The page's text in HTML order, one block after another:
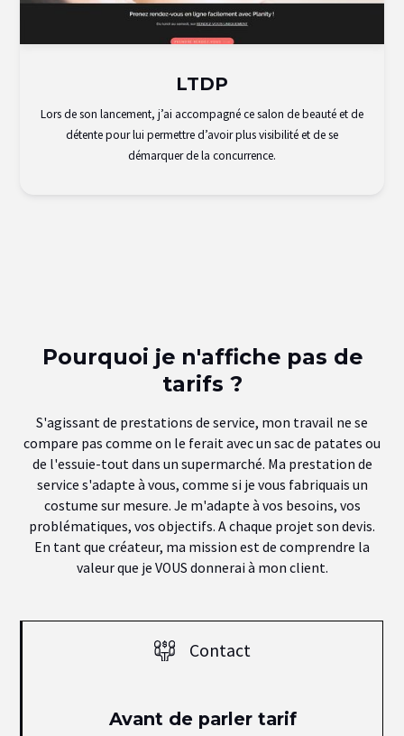
LTDP
Lors de son lancement, j’ai accompagné ce salon de beauté et de
détente pour lui permettre d’avoir plus visibilité et de se
démarquer de la concurrence.
Pourquoi je n'affiche pas de
tarifs ?
S'agissant de prestations de service, mon travail ne se
compare pas comme on le ferait avec un sac de patates ou
de l'essuie-tout dans un supermarché. Ma prestation de
service s'adapte à vous, comme si je vous fabriquais un
costume sur mesure. Je m'adapte à vos besoins, vos
problématiques, vos objectifs. A chaque projet son devis.
En tant que créateur, ma mission est de comprendre la
valeur que je VOUS donnerai à mon client.
Contact
Avant de parler tarif